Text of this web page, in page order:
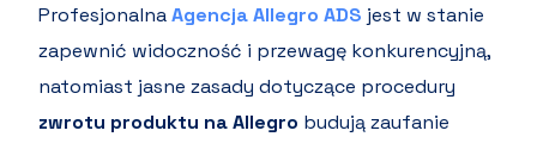
ProfesjonalnaAgencja Allegro ADS jest w stanie
zapewnić widoczność i przewagę konkurencyjną,
natomiast jasne zasady dotyczące procedury
zwrotu produktu na Allegro budują zaufanie